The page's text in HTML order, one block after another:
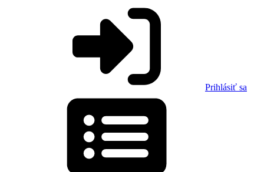
Prihlásiť sa